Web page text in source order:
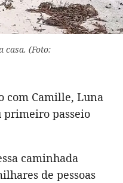
casa. (Foto:
com Camille, Luna
primeiro passeio
caminhada
de pessoas